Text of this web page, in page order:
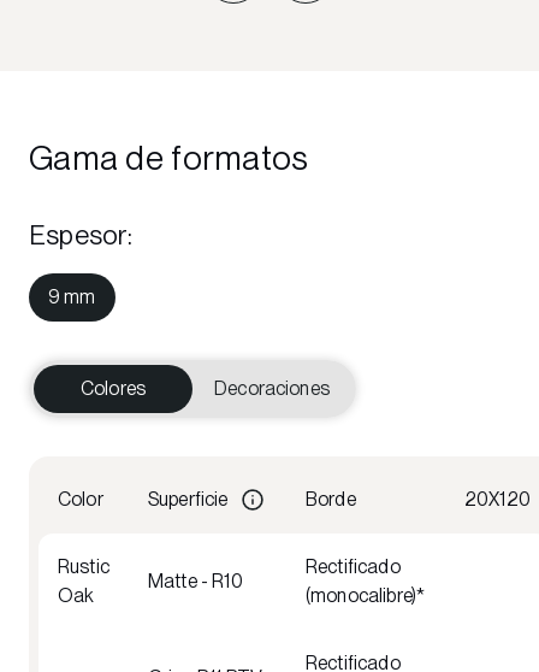
Gama de formatos
Espesor:
9 mm
Colores Decoraciones
Color Superficie Borde 20X120
Rustic
Oak
Matte - R10
Rectificado
(monocalibre)*
Rectificado